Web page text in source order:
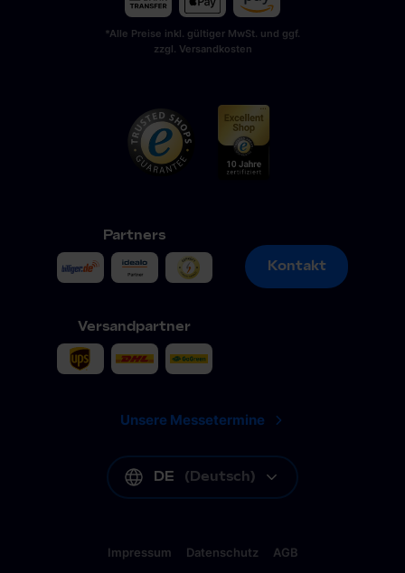
*Alle Preise inkl. gültiger MwSt. und ggf.
zzgl. Versandkosten
Partners
Versandpartner
Kontakt
Kontakt
Unsere Messetermine
DE (Deutsch)
Impressum Datenschutz AGB